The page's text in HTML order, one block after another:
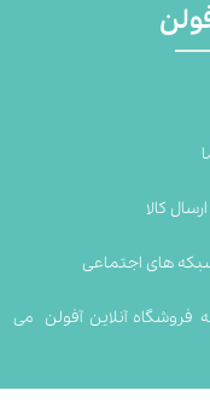
آنلاین آفولن می
کالا
های اجتماعی